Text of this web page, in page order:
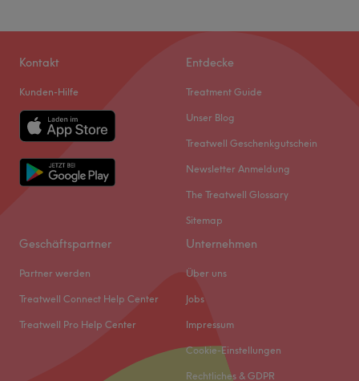
Kontakt
Kunden-Hilfe
Entdecke
Treatment Guide
Unser Blog
Treatwell Geschenkgutschein
Newsletter Anmeldung
The Treatwell Glossary
Sitemap
Geschäftspartner
Partner werden
Treatwell Connect Help Center
Treatwell Pro Help Center
Unternehmen
Über uns
Jobs
Impressum
Cookie-Einstellungen
Rechtliches & GDPR